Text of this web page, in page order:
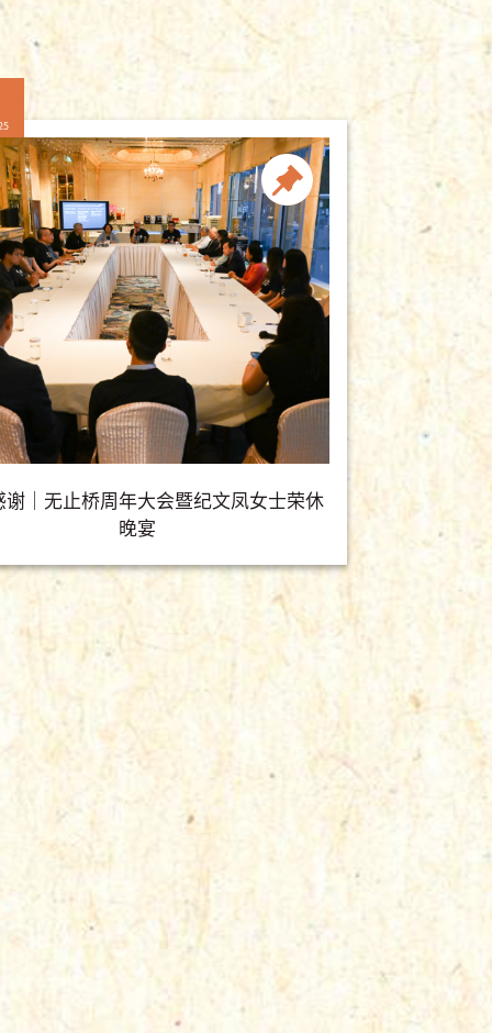
谢｜无止桥周年大会暨纪文凤女士荣休
晚宴